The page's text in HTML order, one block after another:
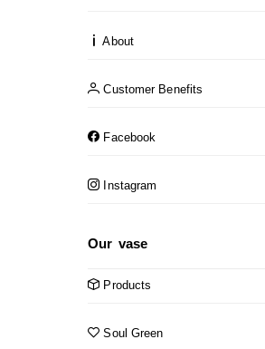
About
Customer Benefits
Facebook
Instagram
Our vase
Products
Soul Green